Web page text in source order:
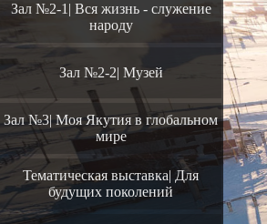
Зал №2-1| Вся жизнь - служение
народу
Зал №2-2| Музей
Зал №3| Моя Якутия в глобальном
мире
Тематическая выставка| Для
будущих поколений